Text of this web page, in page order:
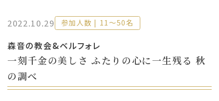
2022.10.29 参加人数 | 11〜50名
&ベルフォレ
森音の教会
一刻千金の美しさ ふたりの心に一生残る 秋
の調べ